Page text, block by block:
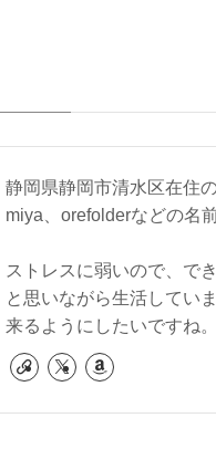
静岡県静岡市清水区在住
miya、orefolderなどの名
ストレスに弱いので、で
と思いながら生活してい
来るようにしたいですね。